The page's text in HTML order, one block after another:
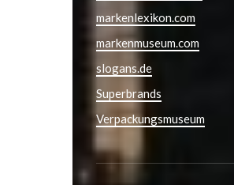
markenlexikon.com
markenmuseum.com
slogans.de
Superbrands
Verpackungsmuseum